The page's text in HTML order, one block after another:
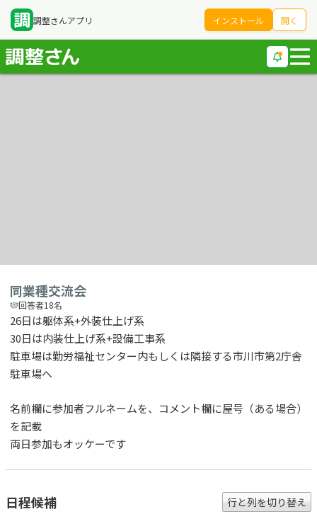
調整さんアプリ インストール 開く
同業種交流会
回答者18名
26日は躯体系+外装仕上げ系
30日は内装仕上げ系+設備工事系
駐車場は勤労福祉センター内もしくは隣接する市川市第2庁舎
駐車場へ
名前欄に参加者フルネームを、コメント欄に屋号（ある場合）
を記載
両日参加もオッケーです
日程候補 行と列を切り替え